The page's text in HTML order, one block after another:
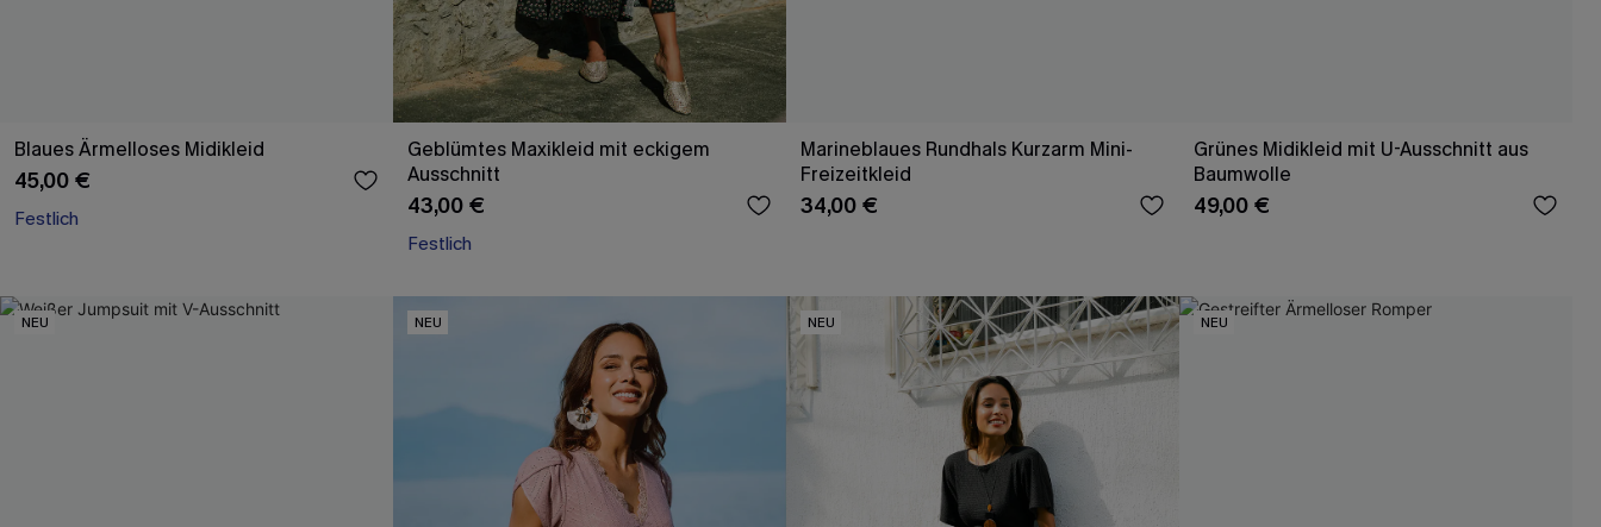
Blaues Ärmelloses Midikleid
45,00 €
Festlich
Geblümtes Maxikleid mit eckigem
Ausschnitt
43,00 €
Festlich
Marineblaues Rundhals Kurzarm Mini-
Freizeitkleid
34,00 €
Grünes Midikleid mit U-Ausschnitt aus
Baumwolle
49,00 €
NEU NEU NEU NEU